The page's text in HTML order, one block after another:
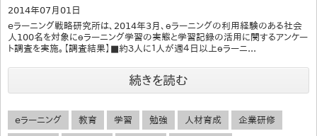
2014年07月01日
eラーニング戦略研究所は、2014年3月、ｅラーニングの利用経験のある社会
人100名を対象にｅラーニング学習の実態と学習記録の活用に関するアンケー
ト調査を実施。【調査結果】■約３人に１人が週４日以上ｅラーニ...
続きを読む
eラーニング 教育 学習 勉強 人材育成 企業研修